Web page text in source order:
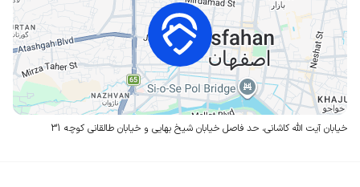
خیابان آیت الله کاشانی، حد فاصل خیابان شیخ بهایی و خیابان طالقانی کوچه 31